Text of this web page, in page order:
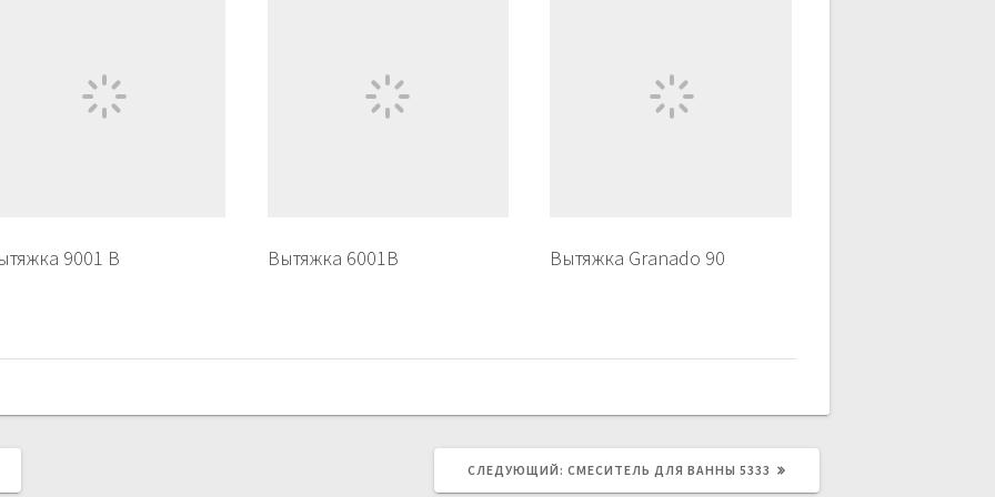
9001 B Вытяжка 6001B Вытяжка Granado 90
СЛЕДУЮЩИЙ: СЛЕДУЮЩАЯ
СМЕСИТЕЛЬ ДЛЯ ВАННЫ 5333